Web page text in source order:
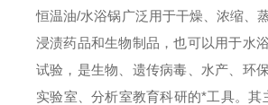
恒温油/水浴锅广泛用于干燥 、浓缩 、
浸渍药品和生物制品，也可以用于水
试验，是生物、遗传病毒、水产、环
实验室、分析室教育科研的*工具。其